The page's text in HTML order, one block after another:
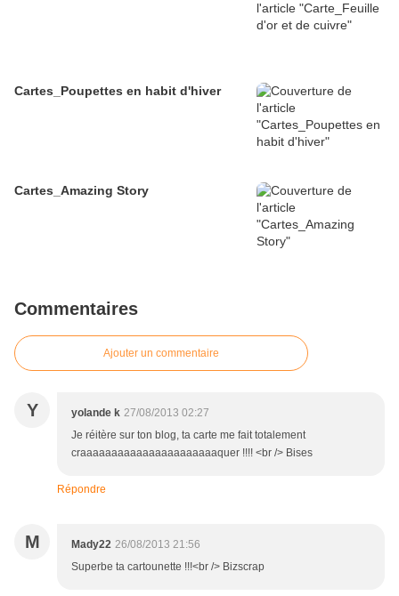
Cartes_Poupettes en habit d'hiver
Cartes_Amazing Story
Commentaires
Ajouter un commentaire
Y yolande k 27/08/2013 02:27
Je réitère sur ton blog, ta carte me fait totalement
craaaaaaaaaaaaaaaaaaaaaaquer !!!! <br /> Bises
Répondre
M Mady22 26/08/2013 21:56
Superbe ta cartounette !!!<br /> Bizscrap